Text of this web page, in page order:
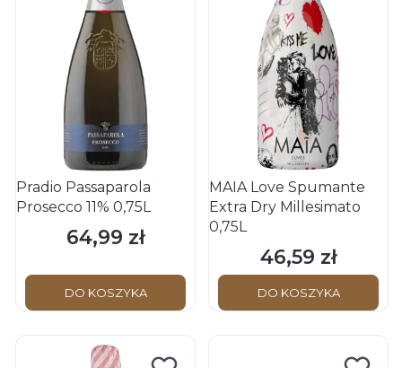
Pradio Passaparola
Prosecco 11% 0,75L
Cena
64,99 zł
DO KOSZYKA
MAIA Love Spumante
Extra Dry Millesimato
0,75L
Cena
46,59 zł
DO KOSZYKA